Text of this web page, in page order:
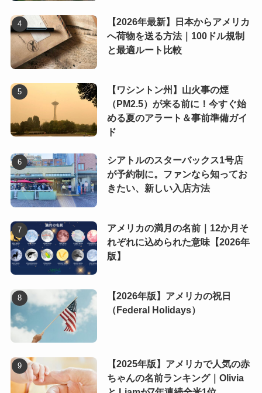
【2026年最新】日本からアメリカ
へ荷物を送る方法｜100ドル規制
と最適ルート比較
【ワシントン州】山火事の煙
（PM2.5）が来る前に！今すぐ始
める夏のアラート＆事前準備ガイ
ド
シアトルのスターバックス1号店
が予約制に。ファンなら知ってお
きたい、新しい入店方法
アメリカの満月の名前｜12か月そ
れぞれに込められた意味【2026年
版】
【2026年版】アメリカの祝日
（Federal Holidays）
【2025年版】アメリカで人気の赤
ちゃんの名前ランキング｜Olivia